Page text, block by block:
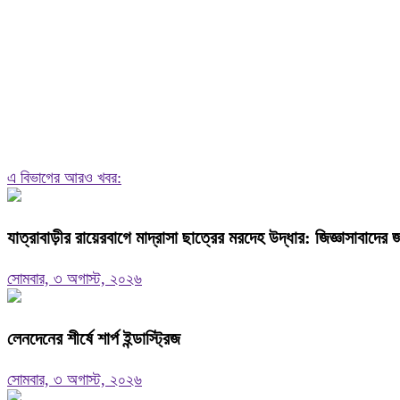
এ বিভাগের আরও খবর:
যাত্রাবাড়ীর রায়েরবাগে মাদ্রাসা ছাত্রের মরদেহ উদ্ধার:
সোমবার, ৩ অগাস্ট, ২০২৬
লেনদেনের শীর্ষে শার্প ইন্ডাস্ট্রিজ
সোমবার, ৩ অগাস্ট, ২০২৬